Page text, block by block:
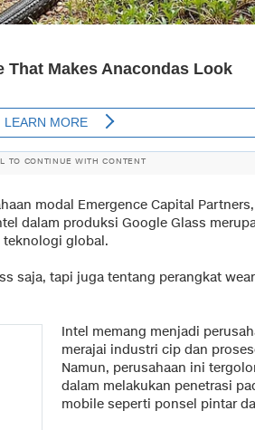
TO CONTINUE WITH CONTENT
modal Emergence Capital Partners,
dalam produksi Google Glass
global.
saja, tapi juga tentang perangkat
Intel memang menjadi
merajai industri cip dan
Namun, perusahaan ini
dalam melakukan penetrasi
mobile seperti ponsel pintar